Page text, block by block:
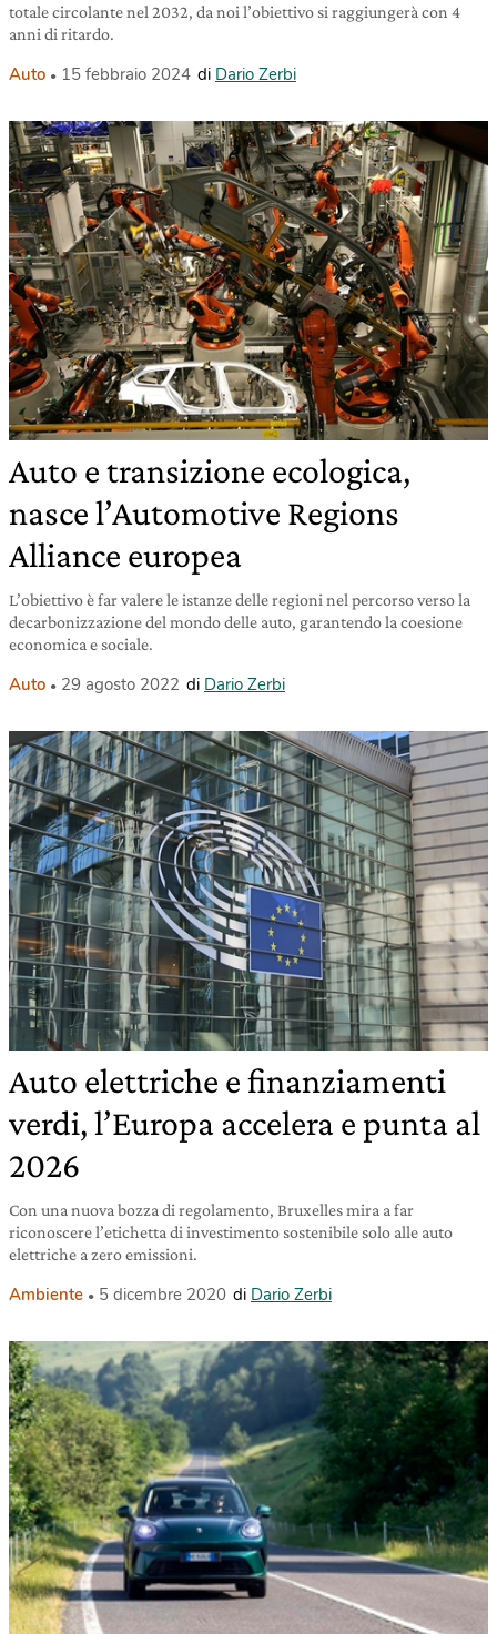
totale circolante nel 2032, da noi l’obiettivo si raggiungerà con 4
anni di ritardo.
Auto 15 febbraio 2024 di Dario Zerbi
Auto e transizione ecologica,
nasce l’Automotive Regions
Alliance europea
L’obiettivo è far valere le istanze delle regioni nel percorso verso la
decarbonizzazione del mondo delle auto, garantendo la coesione
economica e sociale.
Auto 29 agosto 2022 di Dario Zerbi
Auto elettriche e finanziamenti
verdi, l’Europa accelera e punta al
2026
Con una nuova bozza di regolamento, Bruxelles mira a far
riconoscere l’etichetta di investimento sostenibile solo alle auto
elettriche a zero emissioni.
Ambiente 5 dicembre 2020 di Dario Zerbi